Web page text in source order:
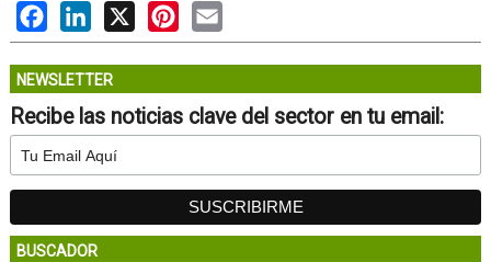
FacebookLinkedIn Pinterest
NEWSLETTER
Recibe las noticias clave del sector en tu email:
BUSCADOR